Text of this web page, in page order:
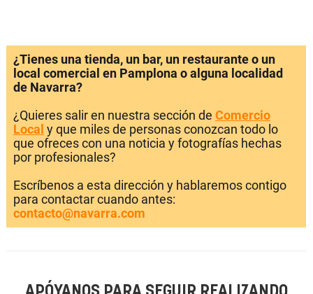
¿Tienes una tienda, un bar, un restaurante o un
local comercial en Pamplona o alguna localidad
de Navarra?
¿Quieres salir en nuestra sección de Comercio
Local y que miles de personas conozcan todo lo
que ofreces con una noticia y fotografías hechas
por profesionales?
Escríbenos a esta dirección y hablaremos contigo
para contactar cuando antes:
contacto@navarra.com